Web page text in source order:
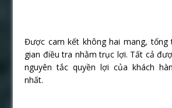
Được cam kết không hai mang, tống
gian điều tra nhằm trục lợi. Tất cả
nguyên tắc quyền lợi của khách
nhất.